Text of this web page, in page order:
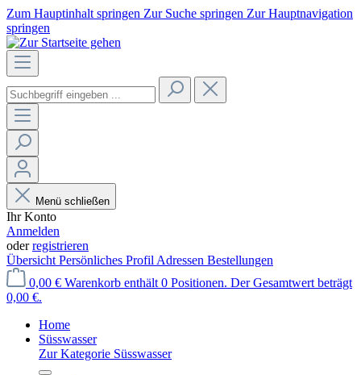
Zum Hauptinhalt springen Zur Suche springen Zur Hauptnavigation
springen
Menü schließen
Ihr Konto
Anmelden
oderregistrieren
Übersicht Persönliches Profil Adressen Bestellungen
0,00 € Warenkorb enthält 0 Positionen. Der Gesamtwert beträgt
0,00 €.
Home
Süsswasser
Zur Kategorie Süsswasser